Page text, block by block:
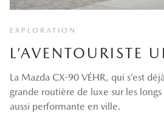
EXPLORATION
L’AVENTOURISTE
La Mazda CX-90 VÉHR, qui s’est
grande routière de luxe sur les longs
aussi performante en ville.